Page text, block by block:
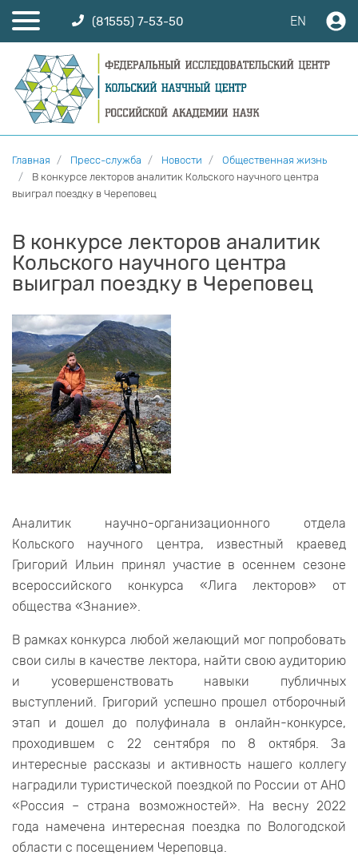
(81555) 7-53-50 EN
Главная Пресс-служба Новости
Общественная жизнь
В конкурсе лекторов аналитик Кольского научного центра
выиграл поездку в Череповец
В конкурсе лекторов аналитик
Кольского научного центра
выиграл поездку в Череповец
Аналитик научно-организационного отдела
Кольского научного центра, известный краевед
Григорий Ильин принял участие в осеннем сезоне
всероссийского конкурса «Лига лекторов» от
общества «Знание».
В рамках конкурса любой желающий мог попробовать
свои силы в качестве лектора, найти свою аудиторию
и усовершенствовать навыки публичных
выступлений. Григорий успешно прошел отборочный
этап и дошел до полуфинала в онлайн-конкурсе,
проходившем с 22 сентября по 8 октября. За
интересные рассказы и активность нашего коллегу
наградили туристической поездкой по России от АНО
«Россия – страна возможностей». На весну 2022
года намечена интересная поездка по Вологодской
области с посещением Череповца.